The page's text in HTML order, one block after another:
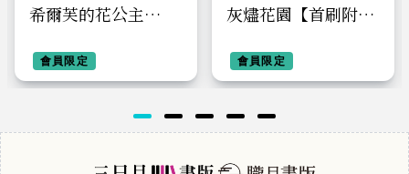
希爾芙的花公主
會員限定
灰燼花園【首刷附錄
會員限定